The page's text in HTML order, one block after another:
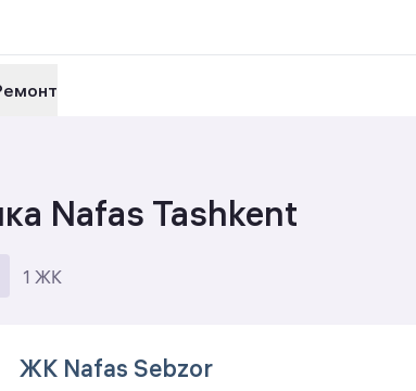
Nafas Tashkent
1 ЖК
ЖК Nafas Sebzor